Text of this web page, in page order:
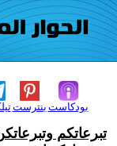
بنترست بودكاست
تبرعاتكم